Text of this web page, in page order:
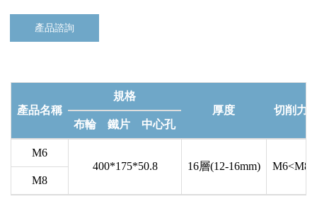
產品諮詢
產品名稱
規格
厚度
切削力
布輪
鐵片 中心孔
M6
400*175*50.8
16層(12-16mm)
M6<M8
M8